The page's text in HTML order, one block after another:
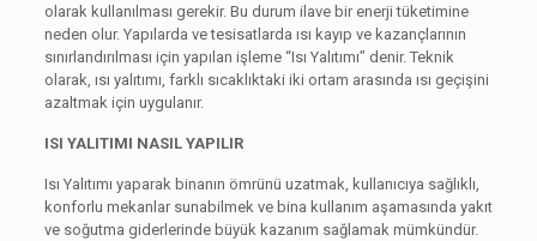
olarak kullanılması gerekir. Bu durum ilave bir enerji tüketimine
neden olur. Yapılarda ve tesisatlarda ısı kayıp ve kazançlarının
sınırlandırılması için yapılan işleme “Isı Yalıtımı” denir. Teknik
olarak, ısı yalıtımı, farklı sıcaklıktaki iki ortam arasında ısı geçişini
azaltmak için uygulanır.
ISI YALITIMI NASIL YAPILIR
Isı Yalıtımı yaparak binanın ömrünü uzatmak, kullanıcıya sağlıklı,
konforlu mekanlar sunabilmek ve bina kullanım aşamasında yakıt
ve soğutma giderlerinde büyük kazanım sağlamak mümkündür.